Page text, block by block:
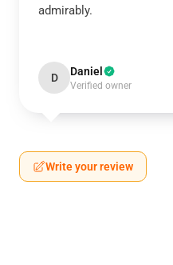
admirably.
D Daniel
Verified owner
Write your review